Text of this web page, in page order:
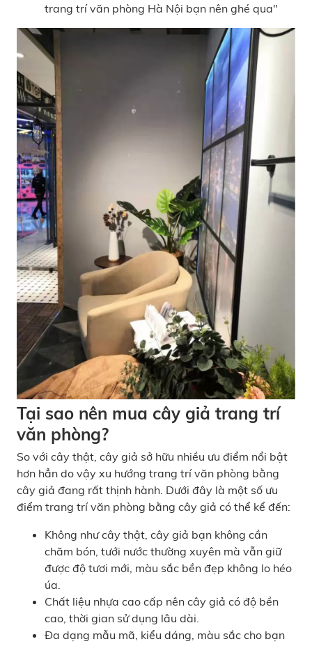
trang trí văn phòng Hà Nội bạn nên ghé qua"
Tại sao nên mua cây giả trang trí
văn phòng?
So với cây thật, cây giả sở hữu nhiều ưu điểm nổi bật
hơn hẳn do vậy xu hướng trang trí văn phòng bằng
cây giả đang rất thịnh hành. Dưới đây là một số ưu
điểm trang trí văn phòng bằng cây giả có thể kể đến:
Không như cây thật, cây giả bạn không cần
chăm bón, tưới nước thường xuyên mà vẫn giữ
được độ tươi mới, màu sắc bền đẹp không lo héo
úa.
Chất liệu nhựa cao cấp nên cây giả có độ bền
cao, thời gian sử dụng lâu dài.
Đa dạng mẫu mã, kiểu dáng, màu sắc cho bạn